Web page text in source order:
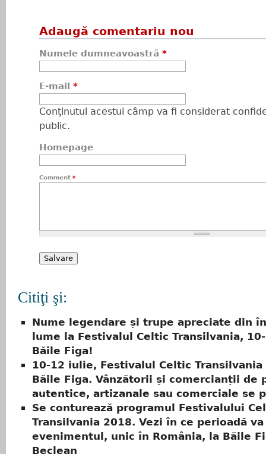
Adaugă comentariu nou
Numele dumneavoastră *
E-mail *
Conţinutul acestui câmp va fi considerat
public.
Homepage
Comment *
Citiţi şi:
Nume legendare și trupe apreciate din
lume la Festivalul Celtic Transilvania,
Băile Figa!
10-12 iulie, Festivalul Celtic Transilvania
Băile Figa. Vânzătorii și comercianții de
autentice, artizanale sau comerciale se
Se conturează programul Festivalului
Transilvania 2018. Vezi în ce perioadă
evenimentul, unic în România, la Băile
Beclean